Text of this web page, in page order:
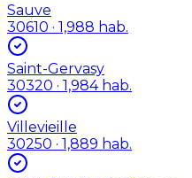
Sauve
30610 · 1,988 hab.
Saint-Gervasy
30320 · 1,984 hab.
Villevieille
30250 · 1,889 hab.